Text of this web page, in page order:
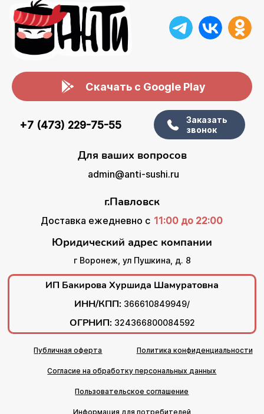
Скачать с Google Play
+7 (473) 229-75-55
Заказать
звонок
Для ваших вопросов
admin@anti-sushi.ru
г.Павловск
Доставка ежедневно с 11:00 до 22:00
Юридический адрес компании
г Воронеж, ул Пушкина, д. 8
ИП Бакирова Хуршида Шамуратовна
ИНН/КПП: 366610849949/
ОГРНИП: 324366800084592
Публичная оферта Политика конфиденциальности
Согласие на обработку персональных данных
Пользовательское соглашение
Информация для потребителей